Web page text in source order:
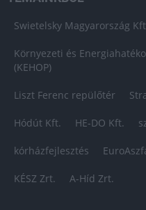
Swietelsky Magyarország
Környezeti és
(KEHOP)
Liszt Ferenc repülőtér
Hódút Kft. HE-DO Kft.
kórházfejlesztés
KÉSZ Zrt. A-Híd Zrt.